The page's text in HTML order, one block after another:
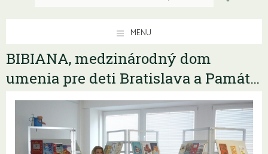
MENU
BIBIANA, medzinárodný dom
umenia pre deti Bratislava a Památ…